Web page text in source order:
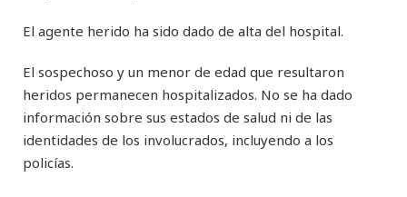
El agente herido ha sido dado de alta del hospital.
El sospechoso y un menor de edad que resultaron
heridos permanecen hospitalizados. No se ha dado
información sobre sus estados de salud ni de las
identidades de los involucrados, incluyendo a los
policías.